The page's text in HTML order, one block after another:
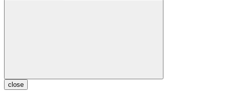
close